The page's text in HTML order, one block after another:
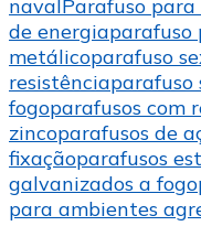
navalParafuso
de energiaparafuso
metálicoparafuso
resistênciaparafuso
fogoparafusos com
zincoparafusos de
fixaçãoparafusos
galvanizados a fogo
para ambientes